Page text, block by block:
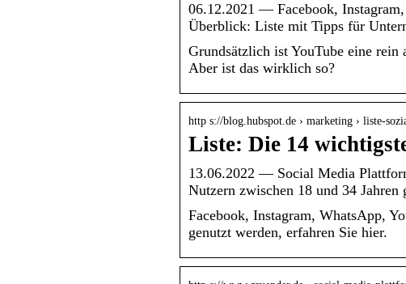
06.12.2021 — Facebook,
Überblick: Liste mit Tipps für
Grundsätzlich ist YouTube eine
Aber ist das wirklich so?
http s://blog.hubspot.de › marketing › liste-
Liste: Die 14
13.06.2022 — Social Media
Nutzern zwischen 18 und 34
Facebook, Instagram, WhatsApp,
genutzt werden, erfahren Sie hier.